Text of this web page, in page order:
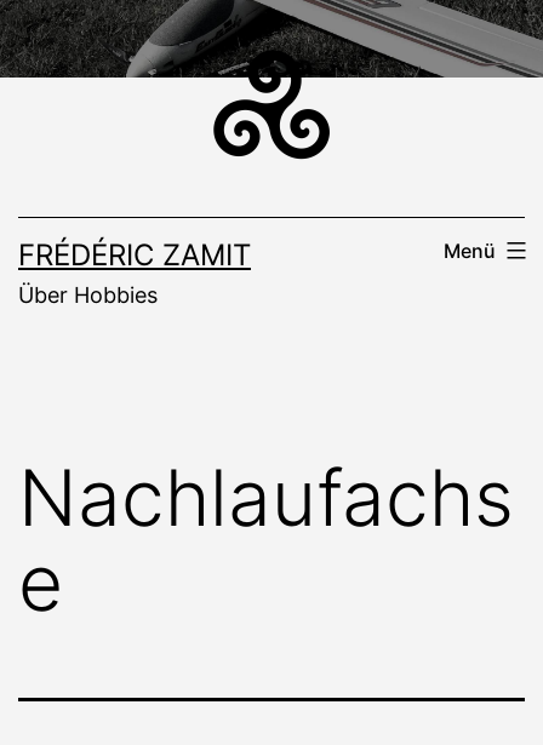
Zum
Inhalt
FRÉDÉRIC ZAMIT
Über Hobbies
Menü
Nachlaufachs
e